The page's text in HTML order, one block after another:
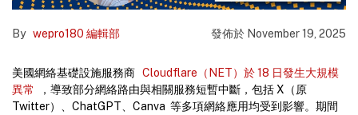
By wepro180 編輯部 發佈於 November 19, 2025
美國網絡基礎設施服務商 Cloudflare（NET）於 18 日發生大規模
異常
，導致部分網絡路由與相關服務短暫中斷，包括 X（原
Twitter）、ChatGPT、Canva 等多項網絡應用均受到影響。期間